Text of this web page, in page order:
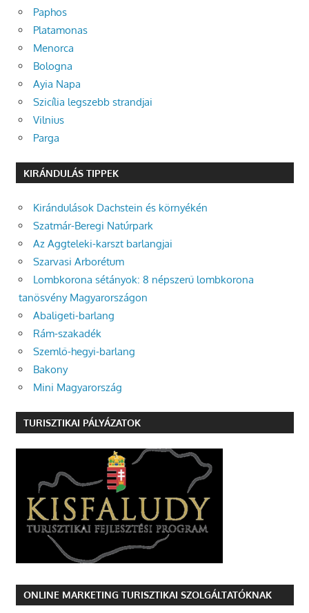
Paphos
Platamonas
Menorca
Bologna
Ayia Napa
Szicília legszebb strandjai
Vilnius
Parga
KIRÁNDULÁS TIPPEK
Kirándulások Dachstein és környékén
Szatmár-Beregi Natúrpark
Az Aggteleki-karszt barlangjai
Szarvasi Arborétum
Lombkorona sétányok: 8 népszerű lombkorona
tanösvény Magyarországon
Abaligeti-barlang
Rám-szakadék
Szemlő-hegyi-barlang
Bakony
Mini Magyarország
TURISZTIKAI PÁLYÁZATOK
ONLINE MARKETING TURISZTIKAI SZOLGÁLTATÓKNAK